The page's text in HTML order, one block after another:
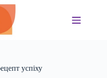
успіху